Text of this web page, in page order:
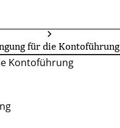
für die Kontoführung
Kontoführung